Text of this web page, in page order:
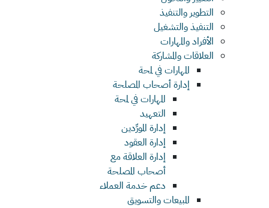
التطوير والتنفيذ
التنفيذ والتشغيل
الأفراد والمهارات
العلاقات والمشاركة
المهارات في لمحة
إدارة أصحاب المصلحة
المهارات في لمحة
التعهيد
إدارة المورِّدين
إدارة العقود
إدارة العلاقة مع
أصحاب المصلحة
دعم خدمة العملاء
المبيعات والتسويق